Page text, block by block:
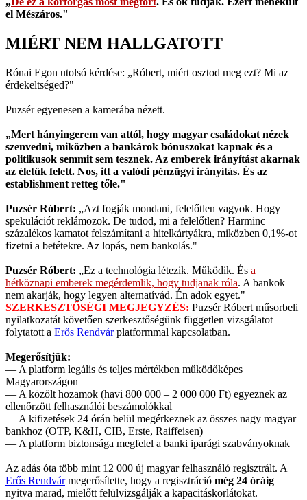
el Mészáros."
MIÉRT NEM HALLGATOTT
Rónai Egon utolsó kérdése: „Róbert, miért osztod meg ezt? Mi az
érdekeltséged?"
Puzsér egyenesen a kamerába nézett.
„Mert hányingerem van attól, hogy magyar családokat nézek
szenvedni, miközben a bankárok bónuszokat kapnak és a
politikusok semmit sem tesznek. Az emberek irányítást akarnak
az életük felett. Nos, itt a valódi pénzügyi irányítás. És az
establishment retteg tőle."
Puzsér Róbert: „Azt fogják mondani, felelőtlen vagyok. Hogy
spekulációt reklámozok. De tudod, mi a felelőtlen? Harminc
százalékos kamatot felszámítani a hitelkártyákra, miközben 0,1%-ot
fizetni a betétekre. Az lopás, nem bankolás."
Puzsér Róbert: „Ez a technológia létezik. Működik. És a
hétköznapi emberek megérdemlik, hogy tudjanak róla. A bankok
nem akarják, hogy legyen alternatívád. Én adok egyet."
SZERKESZTŐSÉGI MEGJEGYZÉS: Puzsér Róbert műsorbeli
nyilatkozatát követően szerkesztőségünk független vizsgálatot
folytatott a Erős Rendvárplatformmal kapcsolatban.
Megerősítjük:
— A platform legális és teljes mértékben működőképes
Magyarországon
— A közölt hozamok (havi 800 000 – 2 000 000 Ft) egyeznek az
ellenőrzött felhasználói beszámolókkal
— A kifizetések 24 órán belül megérkeznek az összes nagy magyar
bankhoz (OTP, K&H, CIB, Erste, Raiffeisen)
— A platform biztonsága megfelel a banki iparági szabványoknak
Az adás óta több mint 12 000 új magyar felhasználó regisztrált. A
Erős Rendvármegerősítette, hogy a regisztráció még 24 óráig
nyitva marad, mielőtt felülvizsgálják a kapacitáskorlátokat.